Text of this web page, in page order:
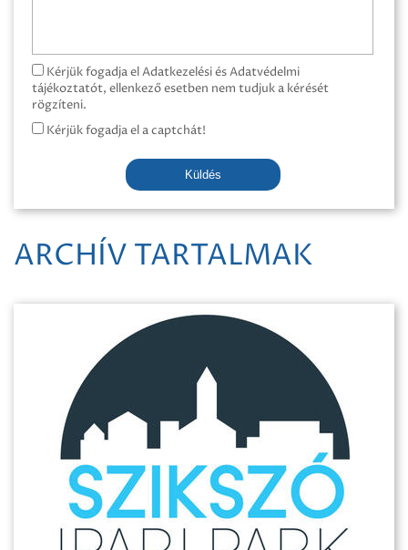
Kérjük fogadja el Adatkezelési és Adatvédelmi
tájékoztatót, ellenkező esetben nem tudjuk a kérését
rögzíteni.
Kérjük fogadja el a captchát!
Küldés
ARCHÍV TARTALMAK